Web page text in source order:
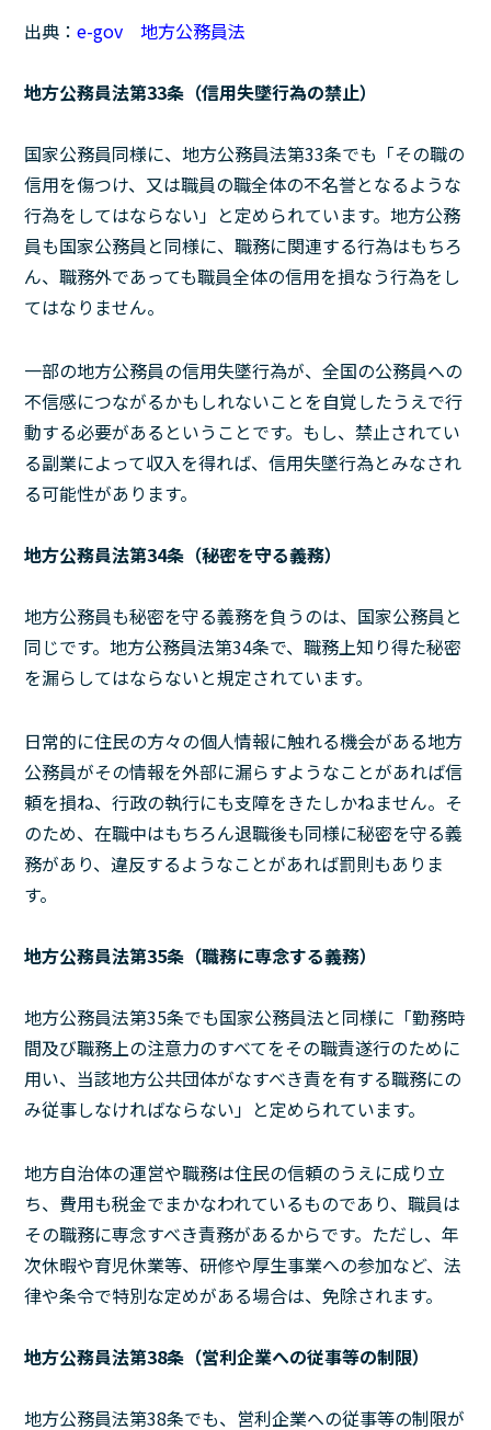
出典：e-gov 地方公務員法
地方公務員法第33条（信用失墜行為の禁止）
国家公務員同様に、地方公務員法第33条でも「その職の
信用を傷つけ、又は職員の職全体の不名誉となるような
行為をしてはならない」と定められています。地方公務
員も国家公務員と同様に、職務に関連する行為はもちろ
ん、職務外であっても職員全体の信用を損なう行為をし
てはなりません。
一部の地方公務員の信用失墜行為が、全国の公務員への
不信感につながるかもしれないことを自覚したうえで行
動する必要があるということです。もし、禁止されてい
る副業によって収入を得れば、信用失墜行為とみなされ
る可能性があります。
地方公務員法第34条（秘密を守る義務）
地方公務員も秘密を守る義務を負うのは、国家公務員と
同じです。地方公務員法第34条で、職務上知り得た秘密
を漏らしてはならないと規定されています。
日常的に住民の方々の個人情報に触れる機会がある地方
公務員がその情報を外部に漏らすようなことがあれば信
頼を損ね、行政の執行にも支障をきたしかねません。そ
のため、在職中はもちろん退職後も同様に秘密を守る義
務があり、違反するようなことがあれば罰則もありま
す。
地方公務員法第35条（職務に専念する義務）
地方公務員法第35条でも国家公務員法と同様に「勤務時
間及び職務上の注意力のすべてをその職責遂行のために
用い、当該地方公共団体がなすべき責を有する職務にの
み従事しなければならない」と定められています。
地方自治体の運営や職務は住民の信頼のうえに成り立
ち、費用も税金でまかなわれているものであり、職員は
その職務に専念すべき責務があるからです。ただし、年
次休暇や育児休業等、研修や厚生事業への参加など、法
律や条令で特別な定めがある場合は、免除されます。
地方公務員法第38条（営利企業への従事等の制限）
地方公務員法第38条でも、営利企業への従事等の制限が